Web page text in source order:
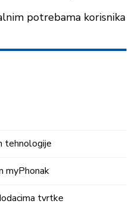
potrebama korisnika
tehnologije
myPhonak
tvrtke